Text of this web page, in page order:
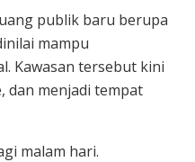
publik baru berupa
mampu
Kawasan tersebut kini
dan menjadi tempat
malam hari.